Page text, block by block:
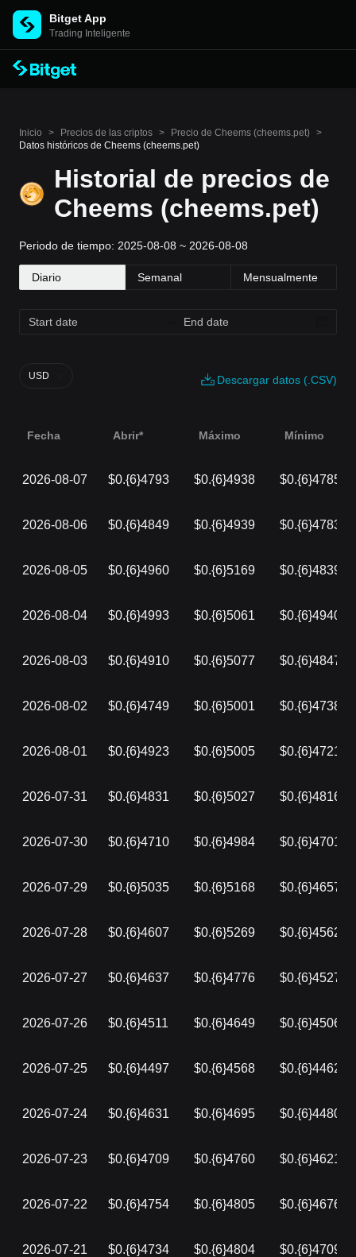
Bitget App
Trading Inteligente
Inicio > Precios de las criptos > Precio de Cheems (cheems.pet) >
Datos históricos de Cheems (cheems.pet)
Historial de precios de
Cheems (cheems.pet)
Periodo de tiempo: 2025-08-08 ~ 2026-08-08
Diario Semanal Mensualmente
Descargar datos (.CSV)
USD
Fecha Abrir* Máximo Mínimo
2026-08-07 $0.{6}4793 $0.{6}4938 $0.{6}4785
2026-08-06 $0.{6}4849 $0.{6}4939 $0.{6}4783
2026-08-05 $0.{6}4960 $0.{6}5169 $0.{6}4839
2026-08-04 $0.{6}4993 $0.{6}5061 $0.{6}4940
2026-08-03 $0.{6}4910 $0.{6}5077 $0.{6}4847
2026-08-02 $0.{6}4749 $0.{6}5001 $0.{6}4738
2026-08-01 $0.{6}4923 $0.{6}5005 $0.{6}4721
2026-07-31 $0.{6}4831 $0.{6}5027 $0.{6}4816
2026-07-30 $0.{6}4710 $0.{6}4984 $0.{6}4701
2026-07-29 $0.{6}5035 $0.{6}5168 $0.{6}4657
2026-07-28 $0.{6}4607 $0.{6}5269 $0.{6}4562
2026-07-27 $0.{6}4637 $0.{6}4776 $0.{6}4527
2026-07-26 $0.{6}4511 $0.{6}4649 $0.{6}4506
2026-07-25 $0.{6}4497 $0.{6}4568 $0.{6}4462
2026-07-24 $0.{6}4631 $0.{6}4695 $0.{6}4480
2026-07-23 $0.{6}4709 $0.{6}4760 $0.{6}4621
2026-07-22 $0.{6}4754 $0.{6}4805 $0.{6}4676
2026-07-21 $0.{6}4734 $0.{6}4804 $0.{6}4709